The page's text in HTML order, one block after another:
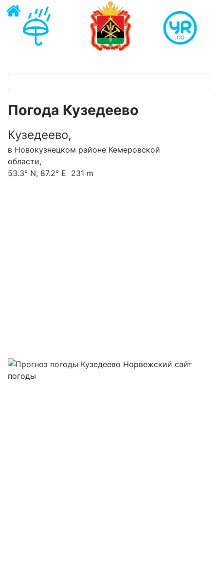
Погода Кузедеево
Кузедеево,
в Новокузнецком районе Кемеровской
области,
53.3° N, 87.2° E 231 m